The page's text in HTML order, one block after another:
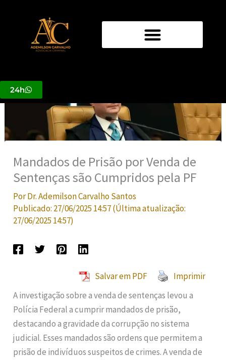
conteúdo
24h
Mandados de Prisão por Venda de
Sentenças são Cumpridos pela PF
PorDr. Ademilson Carvalho Santos
Publicado: 27/06/2025 14:57(Última atualização:
27/06/2025 14:57)
Salvar em PDF
Imprimir
A investigação sobre a venda de sentenças levou a
Polícia Federal a cumprir mandados de prisão,
destacando a gravidade da corrupção no sistema
judicial. Esses mandados são ordens que permitem a
prisão de indivíduos suspeitos de crimes. A venda de